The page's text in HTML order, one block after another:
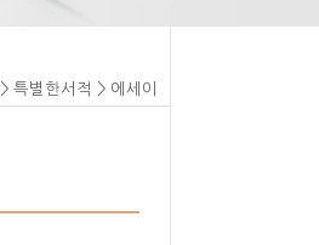
> 특별한서적 > 에세이